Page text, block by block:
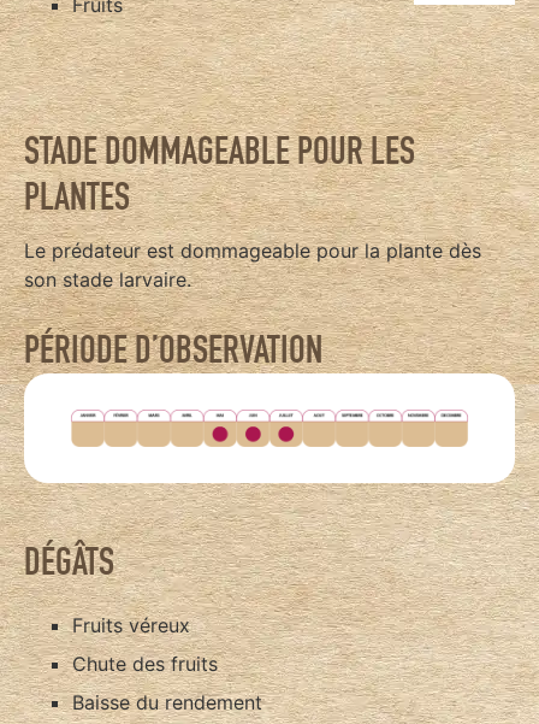
STADE DOMMAGEABLE POUR LES
PLANTES
Le prédateur est dommageable pour la plante dès
son stade larvaire.
PÉRIODE D’OBSERVATION
DÉGÂTS
Fruits véreux
Chute des fruits
Baisse du rendement